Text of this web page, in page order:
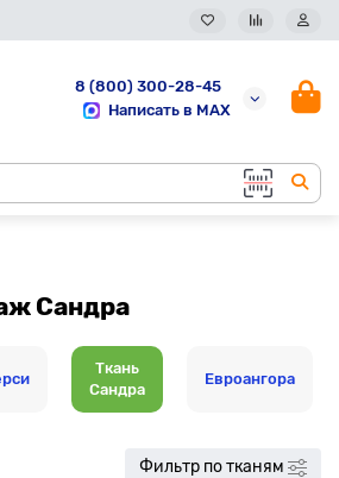
8 (800) 300-28-45
Написать в MAX
Сандра
Ткань
Сандра
Евроангора
Фильтр по тканям